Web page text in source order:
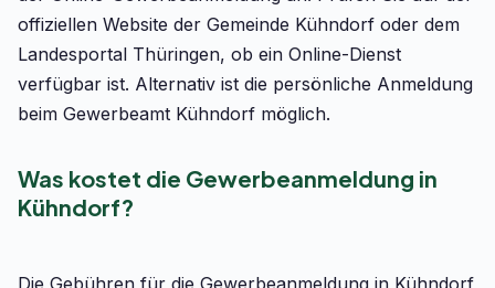
offiziellen Website der Gemeinde Kühndorf oder dem
Landesportal Thüringen, ob ein Online-Dienst
verfügbar ist. Alternativ ist die persönliche Anmeldung
beim Gewerbeamt Kühndorf möglich.
Was kostet die Gewerbeanmeldung in
Kühndorf?
Die Gebühren für die Gewerbeanmeldung in Kühndorf